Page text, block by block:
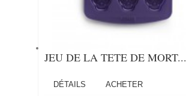
JEU DE LA TETE DE MORT...
DÉTAILS ACHETER